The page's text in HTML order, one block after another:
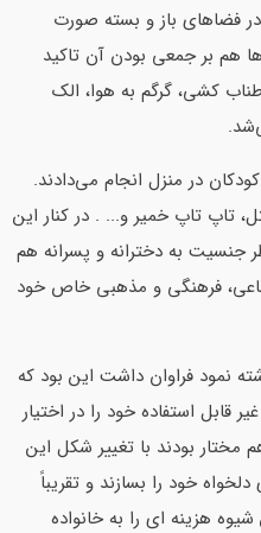
فضاهای باز و بسته صورت
هم بر جمعی بودن آن تاکید
کشی، گرگم به هوا، الک
در منزل انجام می‌دادند.
تاپ تاپ خمیر و... . در کنار این
جنسیت به دخترانه و پسرانه هم
فرهنگی و مذهبی خاص خود
نمود فراوان داشت این بود که
قابل استفاده خود را در اختیار
مختار بودند با تغییر شکل این
خود را بسازند و تقریباً
هزینه ای را به خانواده